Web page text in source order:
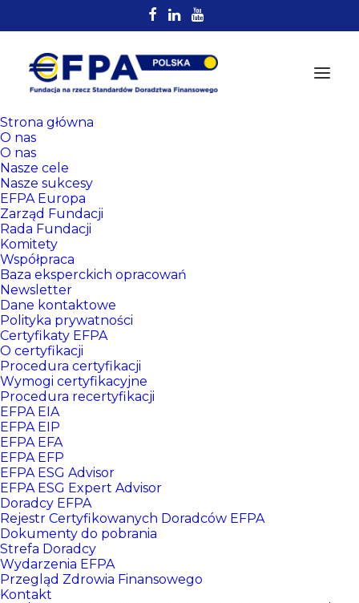
Strona główna
O nas
O nas
Nasze cele
Nasze sukcesy
EFPA Europa
Zarząd Fundacji
Rada Fundacji
Komitety
Współpraca
Baza eksperckich opracowań
Newsletter
Dane kontaktowe
Polityka prywatności
Certyfikaty EFPA
O certyfikacji
Procedura certyfikacji
Wymogi certyfikacyjne
Procedura recertyfikacji
EFPA EIA
EFPA EIP
EFPA EFA
EFPA EFP
EFPA ESG Advisor
EFPA ESG Expert Advisor
Doradcy EFPA
Rejestr Certyfikowanych Doradców EFPA
Dokumenty do pobrania
Strefa Doradcy
Wydarzenia EFPA
Przegląd Zdrowia Finansowego
Kontakt
Rejestr
Certyfikowanych
Doradców EFPA
Piotr Jagiełłowicz
Bank BNP Paribas
CERTYFIKATY: